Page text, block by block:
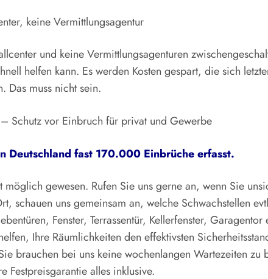
keine Vermittlungsagentur
und keine Vermittlungsagenturen
helfen kann. Es werden Kosten gespart, die sich
Das muss nicht sein.
Schutz vor Einbruch für privat und Gewerbe
Deutschland fast 170.000 Einbrüche erfasst.
gewesen. Rufen Sie uns gerne an, wenn Sie
uns gemeinsam an, welche Schwachstellen
Fenster, Terrassentür, Kellerfenster,
Ihre Räumlichkeiten den effektivsten
brauchen bei uns keine wochenlangen Wartezeiten
Festpreisgarantie alles inklusive.